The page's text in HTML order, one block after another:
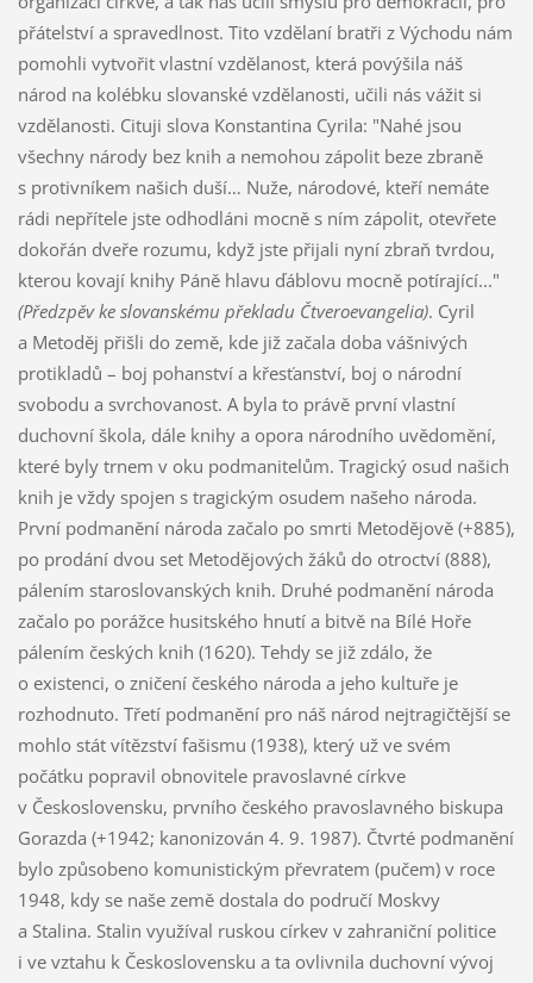
přátelství a spravedlnost. Tito vzdělaní bratři z Východu nám
pomohli vytvořit vlastní vzdělanost, která povýšila náš
národ na kolébku slovanské vzdělanosti, učili nás vážit si
vzdělanosti. Cituji slova Konstantina Cyrila: "Nahé jsou
všechny národy bez knih a nemohou zápolit beze zbraně
s protivníkem našich duší… Nuže, národové, kteří nemáte
rádi nepřítele jste odhodláni mocně s ním zápolit, otevřete
dokořán dveře rozumu, když jste přijali nyní zbraň tvrdou,
kterou kovají knihy Páně hlavu ďáblovu mocně potírající..."
(Předzpěv ke slovanskému překladu Čtveroevangelia). Cyril
a Metoděj přišli do země, kde již začala doba vášnivých
protikladů – boj pohanství a křesťanství, boj o národní
svobodu a svrchovanost. A byla to právě první vlastní
duchovní škola, dále knihy a opora národního uvědomění,
které byly trnem v oku podmanitelům. Tragický osud našich
knih je vždy spojen s tragickým osudem našeho národa.
První podmanění národa začalo po smrti Metodějově (+885),
po prodání dvou set Metodějových žáků do otroctví (888),
pálením staroslovanských knih. Druhé podmanění národa
začalo po porážce husitského hnutí a bitvě na Bílé Hoře
pálením českých knih (1620). Tehdy se již zdálo, že
o existenci, o zničení českého národa a jeho kultuře je
rozhodnuto. Třetí podmanění pro náš národ nejtragičtější se
mohlo stát vítězství fašismu (1938), který už ve svém
počátku popravil obnovitele pravoslavné církve
v Československu, prvního českého pravoslavného biskupa
Gorazda (+1942; kanonizován 4. 9. 1987). Čtvrté podmanění
bylo způsobeno komunistickým převratem (pučem) v roce
1948, kdy se naše země dostala do područí Moskvy
a Stalina. Stalin využíval ruskou církev v zahraniční politice
i ve vztahu k Československu a ta ovlivnila duchovní vývoj